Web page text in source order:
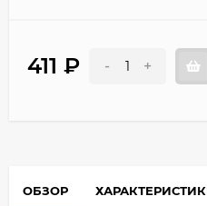
411 ₽ - +
ОБЗОР